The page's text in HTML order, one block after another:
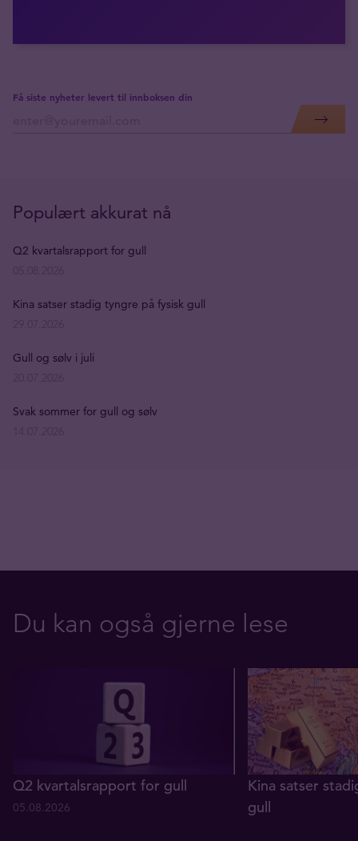
Få siste nyheter levert til innboksen din
Populært akkurat nå
Q2 kvartalsrapport for gull
Kina satser stadig tyngre på fysisk gull
Gull og sølv i juli
Svak sommer for gull og sølv
Du kan også gjerne lese
Q2 kvartalsrapport for gull
05.08.2026
Kina satser
gull